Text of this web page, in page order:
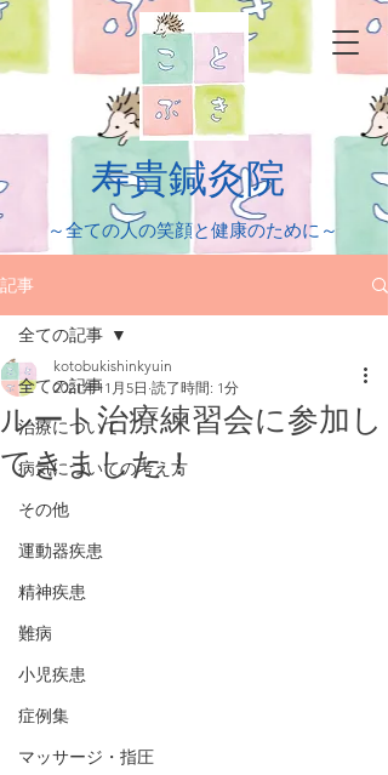
​寿貴鍼灸院
​～全ての人の笑顔と健康のために～
記事
全ての記事
治療について
病気についての考え方
その他
運動器疾患
精神疾患
難病
小児疾患
症例集
マッサージ・指圧
全ての記事
ルート治療練習会に参加し
てきました！
kotobukishinkyuin
2021年11月5日 読了時間: 1分